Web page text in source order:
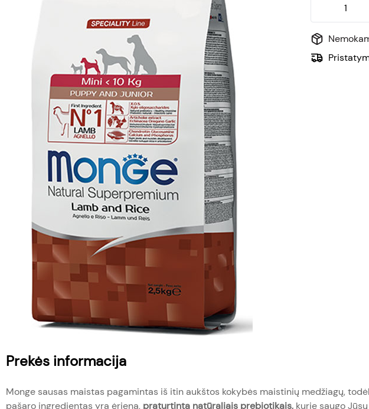
Prekės informacija
Monge sausas maistas pagamintas iš itin aukštos kokybės maistinių medžiagų,
pašaro ingredientas yra ėriena, praturtinta natūraliais prebiotikais, kurie saugo